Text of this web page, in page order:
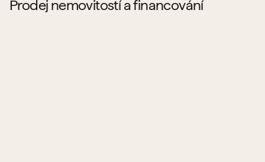
Prodej nemovitostí a financování